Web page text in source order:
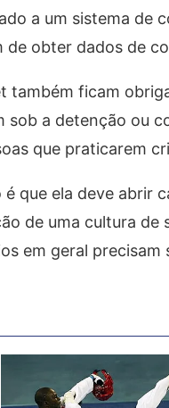
a um sistema de
de obter dados de
também ficam
sob a detenção ou
que praticarem
que ela deve abrir
de uma cultura
em geral